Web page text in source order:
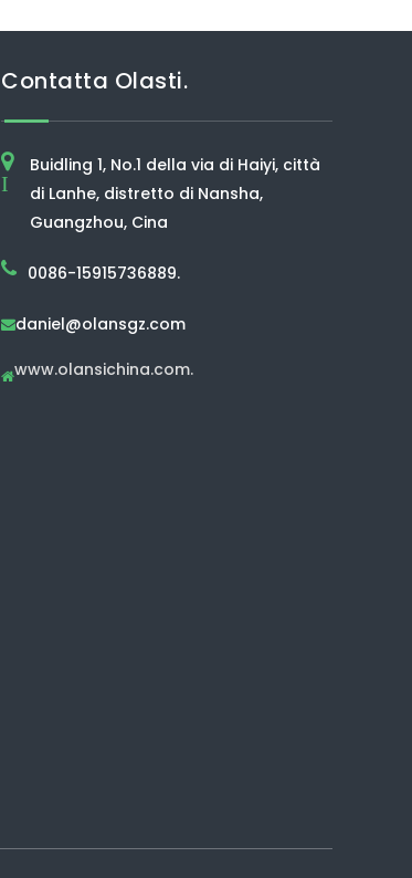
Contatta Olasti.
I
Buidling 1, No.1 della via di Haiyi, città
di Lanhe, distretto di Nansha,
Guangzhou, Cina
0086-15915736889.
daniel@olansgz.com
www.olansichina.com.